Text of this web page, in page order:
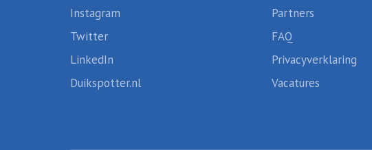
Instagram
Twitter
LinkedIn
Duikspotter.nl
Partners
FAQ
Privacyverklaring
Vacatures